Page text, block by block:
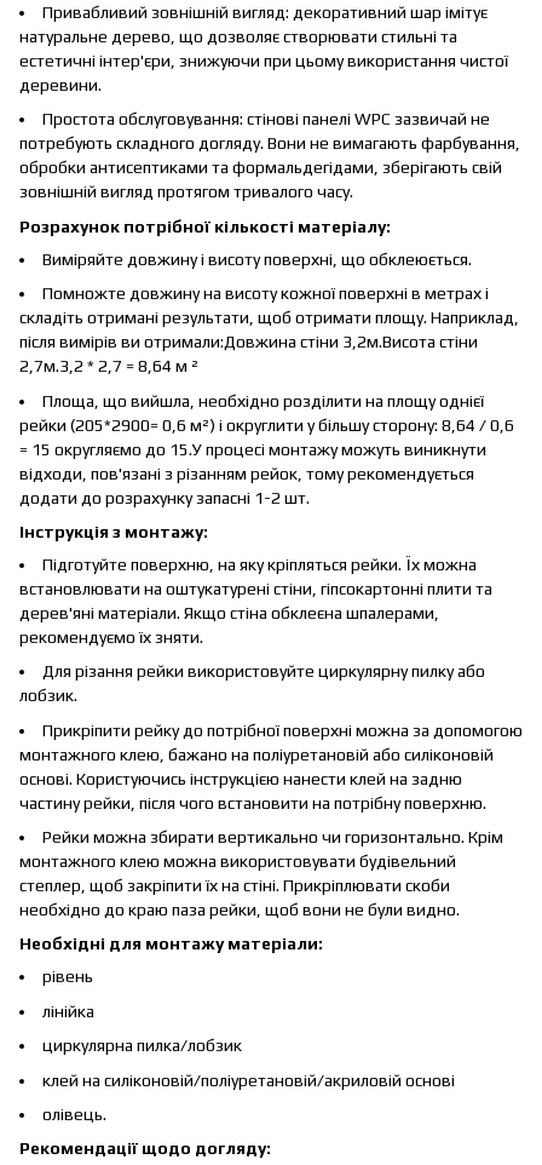
Привабливий зовнішній вигляд: декоративний шар імітує
натуральне дерево, що дозволяє створювати стильні та
естетичні інтер'єри, знижуючи при цьому використання чистої
деревини.
Простота обслуговування: стінові панелі WPC зазвичай не
потребують складного догляду. Вони не вимагають фарбування,
обробки антисептиками та формальдегідами, зберігають свій
зовнішній вигляд протягом тривалого часу.
Розрахунок потрібної кількості матеріалу:
Виміряйте довжину і висоту поверхні, що обклеюється.
Помножте довжину на висоту кожної поверхні в метрах і
складіть отримані результати, щоб отримати площу. Наприклад,
після вимірів ви отримали:Довжина стіни 3,2м.Висота стіни
2,7м.3,2 * 2,7 = 8,64 м ²
Площа, що вийшла, необхідно розділити на площу однієї
рейки (205*2900= 0,6 м²) і округлити у більшу сторону: 8,64 / 0,6
= 15 округляємо до 15.У процесі монтажу можуть виникнути
відходи, пов'язані з різанням рейок, тому рекомендується
додати до розрахунку запасні 1-2 шт.
Інструкція з монтажу:
Підготуйте поверхню, на яку кріпляться рейки. Їх можна
встановлювати на оштукатурені стіни, гіпсокартонні плити та
дерев'яні матеріали. Якщо стіна обклеєна шпалерами,
рекомендуємо їх зняти.
Для різання рейки використовуйте циркулярну пилку або
лобзик.
Прикріпити рейку до потрібної поверхні можна за допомогою
монтажного клею, бажано на поліуретановій або силіконовій
основі. Користуючись інструкцією нанести клей на задню
частину рейки, після чого встановити на потрібну поверхню.
Рейки можна збирати вертикально чи горизонтально. Крім
монтажного клею можна використовувати будівельний
степлер, щоб закріпити їх на стіні. Прикріплювати скоби
необхідно до краю паза рейки, щоб вони не були видно.
Необхідні для монтажу матеріали:
рівень
лінійка
циркулярна пилка/лобзик
клей на силіконовій/поліуретановій/акриловій основі
олівець.
Рекомендації щодо догляду: